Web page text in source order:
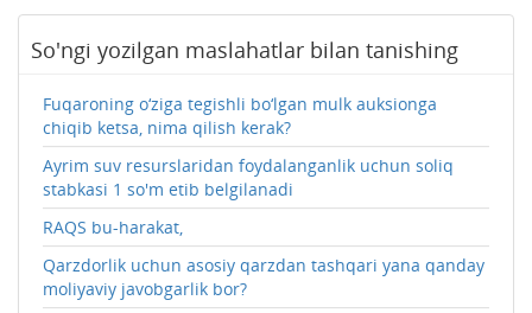
So'ngi yozilgan maslahatlar bilan tanishing
Fuqaroning o‘ziga tegishli bo‘lgan mulk auksionga
chiqib ketsa, nima qilish kerak?
Ayrim suv resurslaridan foydalanganlik uchun soliq
stabkasi 1 so'm etib belgilanadi
RAQS bu-harakat,
Qarzdorlik uchun asosiy qarzdan tashqari yana qanday
moliyaviy javobgarlik bor?